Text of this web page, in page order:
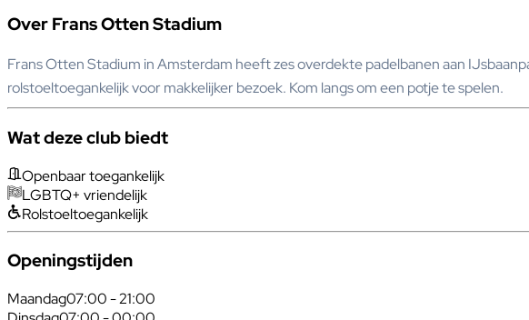
Over Frans Otten Stadium
Frans Otten Stadium in Amsterdam heeft zes overdekte padelbanen aan
rolstoeltoegankelijk voor makkelijker bezoek. Kom langs om een potje te spelen.
Wat deze club biedt
Openbaar toegankelijk
LGBTQ+ vriendelijk
Rolstoeltoegankelijk
Openingstijden
Maandag07:00 - 21:00